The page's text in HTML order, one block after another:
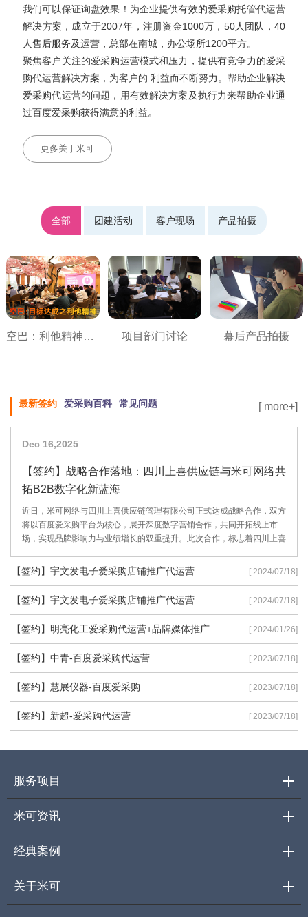
我们可以保证询盘效果！为企业提供有效的爱采购托管代运营
解决方案，成立于2007年，注册资金1000万，50人团队，40
人售后服务及运营，总部在南城，办公场所1200平方。
聚焦客户关注的爱采购运营模式和压力，提供有竞争力的爱采
购代运营解决方案，为客户的 利益而不断努力。帮助企业解决
爱采购代运营的问题，用有效解决方案及执行力来帮助企业通
过百度爱采购获得满意的利益。
更多关于米可
全部 团建活动 客户现场 产品拍摄
空巴：利他精神之目标达成 项目部门讨论 幕后产品拍摄
最新签约 爱采购百科 常见问题 [ more+]
Dec 16,2025
【签约】战略合作落地：四川上喜供应链与米可网络共
拓B2B数字化新蓝海
近日，米可网络与四川上喜供应链管理有限公司正式达成战略合作，双方
将以百度爱采购平台为核心，展开深度数字营销合作，共同开拓线上市
场，实现品牌影响力与业绩增长的双重提升。此次合作，标志着四川上喜
数字营销领域的专业实力。
【签约】宇文发电子爱采购店铺推广代运营 [ 2024/07/18]
【签约】宇文发电子爱采购店铺推广代运营 [ 2024/07/18]
【签约】明亮化工爱采购代运营+品牌媒体推广 [ 2024/01/26]
【签约】中青-百度爱采购代运营 [ 2023/07/18]
【签约】慧展仪器-百度爱采购 [ 2023/07/18]
【签约】新超-爱采购代运营 [ 2023/07/18]
服务项目
米可资讯
经典案例
关于米可